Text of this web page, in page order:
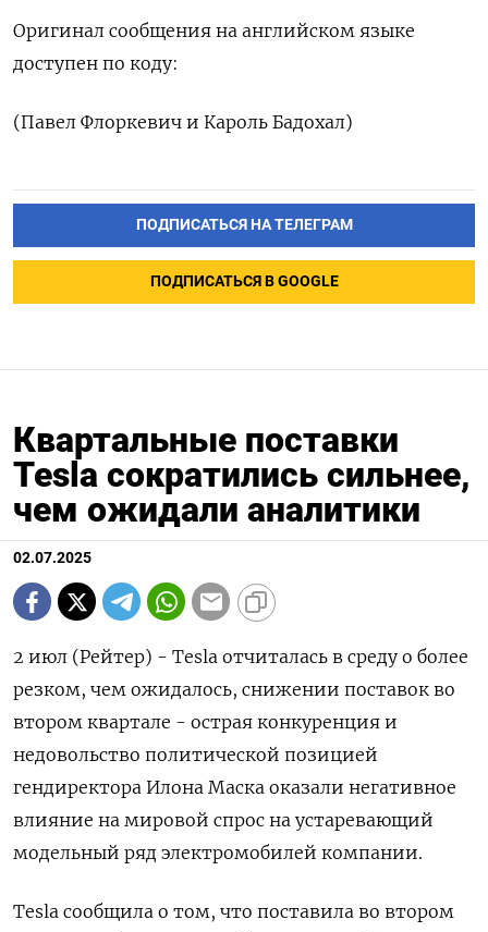
Оригинал сообщения на английском языке
доступен по коду:
(Павел Флоркевич и Кароль Бадохал)
ПОДПИСАТЬСЯ НА ТЕЛЕГРАМ
ПОДПИСАТЬСЯ В GOOGLE
Квартальные поставки
Tesla сократились сильнее,
чем ожидали аналитики
02.07.2025
2 июл (Рейтер) - Tesla отчиталась в среду о более
резком, чем ожидалось, снижении поставок во
втором квартале - острая конкуренция и
недовольство политической позицией
гендиректора Илона Маска оказали негативное
влияние на мировой спрос на устаревающий
модельный ряд электромобилей компании.
Tesla сообщила о том, что поставила во втором